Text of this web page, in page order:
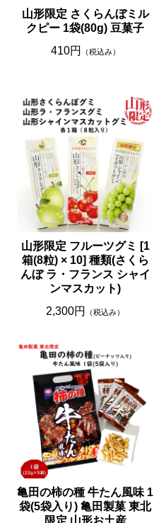
山形限定 さくらんぼミル
クピー 1袋(80g) 豆菓子
410円
（税込み）
山形限定 フルーツグミ [1
箱(8粒) × 10] 種類(さくら
んぼ ラ・フランス シャイ
ンマスカット)
2,300円
（税込み）
亀田の柿の種 牛たん風味 1
袋(5袋入り) 亀田製菓 東北
限定 山形お土産